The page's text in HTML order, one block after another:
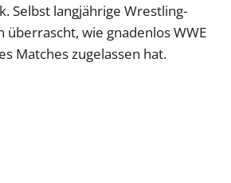
Selbst langjährige Wrestling-
überrascht, wie gnadenlos WWE
Matches zugelassen hat.